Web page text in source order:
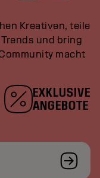
Kreativen, teile
und bring
macht
EXKLUSIVE
ANGEBOTE